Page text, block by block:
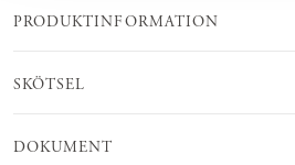
PRODUKTINFORMATION
SKÖTSEL
DOKUMENT